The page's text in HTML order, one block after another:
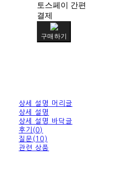
토스페이 간편
결제
구매하기
상세 설명 머리글
상세 설명
상세 설명 바닥글
후기(0)
질문(10)
관련 상품